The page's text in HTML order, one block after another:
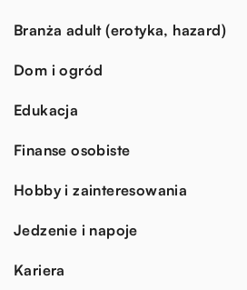
Branża adult (erotyka, hazard)
Dom i ogród
Edukacja
Finanse osobiste
Hobby i zainteresowania
Jedzenie i napoje
Kariera